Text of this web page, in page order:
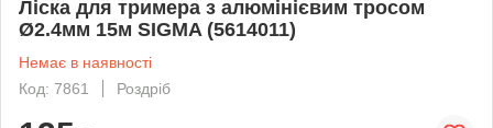
Ліска для тримера з алюмінієвим тросом
Ø2.4мм 15м SIGMA (5614011)
Немає в наявності
Код: 7861
Роздріб